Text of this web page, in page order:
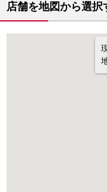
店舗を地図から選択